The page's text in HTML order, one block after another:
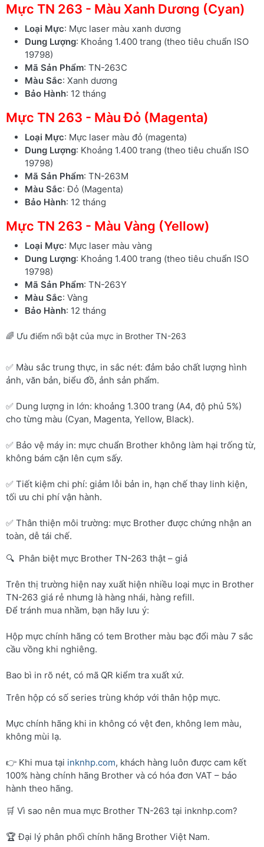
Mực TN 263 - Màu Xanh Dương (Cyan)
Loại Mực: Mực laser màu xanh dương
Dung Lượng: Khoảng 1.400 trang (theo tiêu chuẩn ISO
19798)
Mã Sản Phẩm: TN-263C
Màu Sắc: Xanh dương
Bảo Hành: 12 tháng
Mực TN 263 - Màu Đỏ (Magenta)
Loại Mực: Mực laser màu đỏ (magenta)
Dung Lượng: Khoảng 1.400 trang (theo tiêu chuẩn ISO
19798)
Mã Sản Phẩm: TN-263M
Màu Sắc: Đỏ (Magenta)
Bảo Hành: 12 tháng
Mực TN 263 - Màu Vàng (Yellow)
Loại Mực: Mực laser màu vàng
Dung Lượng: Khoảng 1.400 trang (theo tiêu chuẩn ISO
19798)
Mã Sản Phẩm: TN-263Y
Màu Sắc: Vàng
Bảo Hành: 12 tháng
🌈 Ưu điểm nổi bật của mực in Brother TN-263
✅ Màu sắc trung thực, in sắc nét: đảm bảo chất lượng hình
ảnh, văn bản, biểu đồ, ảnh sản phẩm.
✅ Dung lượng in lớn: khoảng 1.300 trang (A4, độ phủ 5%)
cho từng màu (Cyan, Magenta, Yellow, Black).
✅ Bảo vệ máy in: mực chuẩn Brother không làm hại trống từ,
không bám cặn lên cụm sấy.
✅ Tiết kiệm chi phí: giảm lỗi bản in, hạn chế thay linh kiện,
tối ưu chi phí vận hành.
✅ Thân thiện môi trường: mực Brother được chứng nhận an
toàn, dễ tái chế.
🔍 Phân biệt mực Brother TN-263 thật – giả
Trên thị trường hiện nay xuất hiện nhiều loại mực in Brother
TN-263 giá rẻ nhưng là hàng nhái, hàng refill.
Để tránh mua nhầm, bạn hãy lưu ý:
Hộp mực chính hãng có tem Brother màu bạc đổi màu 7 sắc
cầu vồng khi nghiêng.
Bao bì in rõ nét, có mã QR kiểm tra xuất xứ.
Trên hộp có số series trùng khớp với thân hộp mực.
Mực chính hãng khi in không có vệt đen, không lem màu,
không mùi lạ.
👉 Khi mua tại inknhp.com, khách hàng luôn được cam kết
100% hàng chính hãng Brother và có hóa đơn VAT – bảo
hành theo hãng.
🛒 Vì sao nên mua mực Brother TN-263 tại inknhp.com?
🏆 Đại lý phân phối chính hãng Brother Việt Nam.